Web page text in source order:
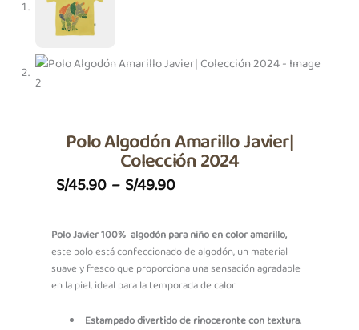
Polo Algodón Amarillo Javier|
Colección 2024
S/45.90 – S/49.90Price
S/45.90
Through
S/49.90
Polo Javier 100% algodón para niño en color amarillo,
este polo está confeccionado de algodón, un material
suave y fresco que proporciona una sensación agradable
en la piel, ideal para la temporada de calor
Estampado divertido de rinoceronte con textura.